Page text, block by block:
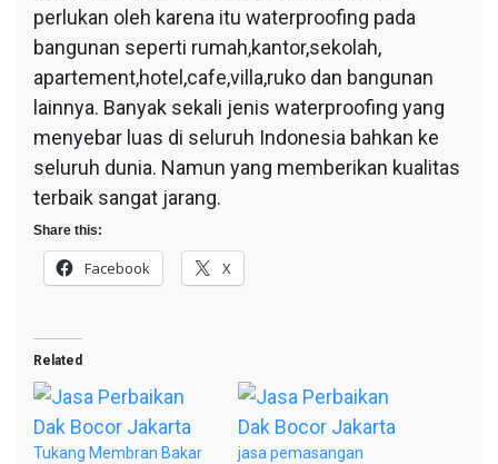
perlukan oleh karena itu waterproofing pada
bangunan seperti rumah,kantor,sekolah,
apartement,hotel,cafe,villa,ruko dan bangunan
lainnya. Banyak sekali jenis waterproofing yang
menyebar luas di seluruh Indonesia bahkan ke
seluruh dunia. Namun yang memberikan kualitas
terbaik sangat jarang.
Share this:
Facebook X
Related
Tukang Membran Bakar
jasa pemasangan